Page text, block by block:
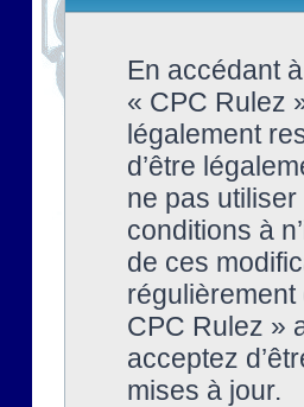
En accédant
« CPC Rulez
légalement
d’être
ne pas
conditions à
de ces
CPC Rulez »
acceptez
mises à jour.